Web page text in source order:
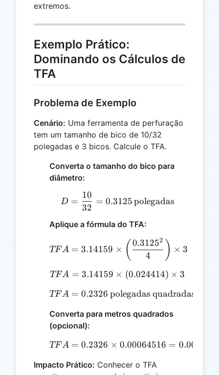
extremos.
Exemplo Prático:
Dominando os Cálculos de
TFA
Problema de Exemplo
Cenário: Uma ferramenta de perfuração
tem um tamanho de bico de 10/32
polegadas e 3 bicos. Calcule o TFA.
Converta o tamanho do bico para
diâmetro:
D = \frac{10}{32} =
D =
32
10
= 0.3125 polegadas
Aplique a fórmula do TFA:
TFA = 3.14159
TF A = 3.14159 × ( 4
0.31252 ) × 3
TFA = 3.14159 \times
TFA = 3.14159 × (0.024414) × 3
TFA = 0.2326 \,
TF A = 0.2326 polegadas quadradas
Converta para metros quadrados
(opcional):
TFA = 0.2326 \times
TF A = 0.2326 × 0.00064516 =
Impacto Prático: Conhecer o TFA